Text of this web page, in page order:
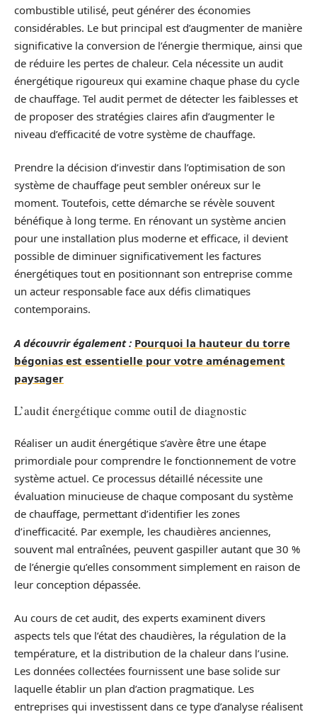
combustible utilisé, peut générer des économies
considérables. Le but principal est d’augmenter de manière
significative la conversion de l’énergie thermique, ainsi que
de réduire les pertes de chaleur. Cela nécessite un audit
énergétique rigoureux qui examine chaque phase du cycle
de chauffage. Tel audit permet de détecter les faiblesses et
de proposer des stratégies claires afin d’augmenter le
niveau d’efficacité de votre système de chauffage.
Prendre la décision d’investir dans l’optimisation de son
système de chauffage peut sembler onéreux sur le
moment. Toutefois, cette démarche se révèle souvent
bénéfique à long terme. En rénovant un système ancien
pour une installation plus moderne et efficace, il devient
possible de diminuer significativement les factures
énergétiques tout en positionnant son entreprise comme
un acteur responsable face aux défis climatiques
contemporains.
A découvrir également : Pourquoi la hauteur du torre
bégonias est essentielle pour votre aménagement
paysager
L’audit énergétique comme outil de diagnostic
Réaliser un audit énergétique s’avère être une étape
primordiale pour comprendre le fonctionnement de votre
système actuel. Ce processus détaillé nécessite une
évaluation minucieuse de chaque composant du système
de chauffage, permettant d’identifier les zones
d’inefficacité. Par exemple, les chaudières anciennes,
souvent mal entraînées, peuvent gaspiller autant que 30 %
de l’énergie qu’elles consomment simplement en raison de
leur conception dépassée.
Au cours de cet audit, des experts examinent divers
aspects tels que l’état des chaudières, la régulation de la
température, et la distribution de la chaleur dans l’usine.
Les données collectées fournissent une base solide sur
laquelle établir un plan d’action pragmatique. Les
entreprises qui investissent dans ce type d’analyse réalisent